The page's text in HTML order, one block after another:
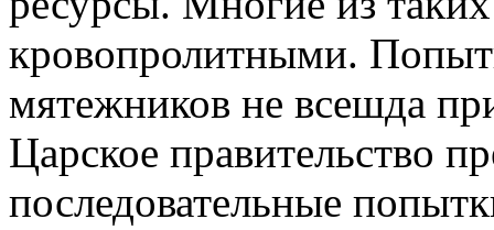
кровопролитными.
мятежников не всешда
Царское правительство
последовательные